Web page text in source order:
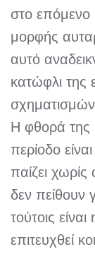
στο επόμενο
μορφής
αυτό
κατώφλι της
Η φθορά της
περίοδο
παίζει χωρίς
δεν πείθουν
τούτοις
επιτευχθεί